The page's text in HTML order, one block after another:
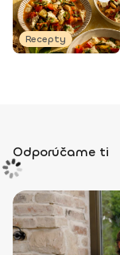
Recepty
Odporúčame ti